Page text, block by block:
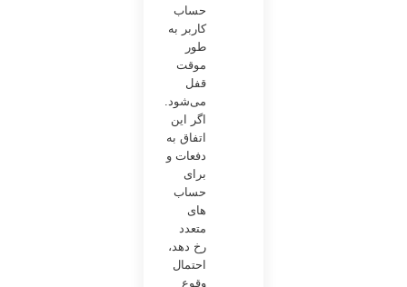
حساب
کاربر به
طور
موقت
قفل
می‌شود.
اگر این
اتفاق به
دفعات و
برای
حساب
های
متعدد
رخ دهد،
احتمال
وقوع